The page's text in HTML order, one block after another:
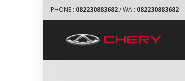
PHONE : 082230883682/ WA : 082230883682